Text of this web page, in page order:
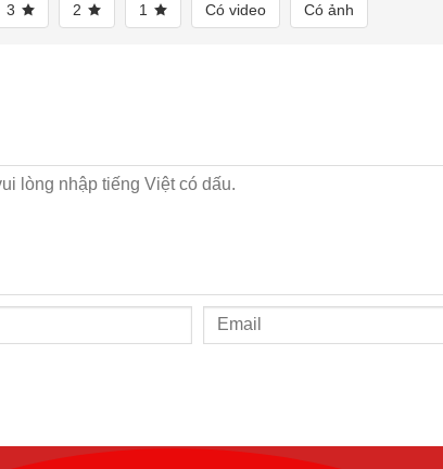
3 2 1 Có video Có ảnh